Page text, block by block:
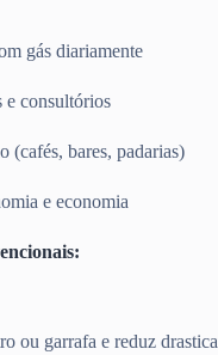
gás diariamente
e consultórios
(cafés, bares, padarias)
e economia
ou garrafa e reduz